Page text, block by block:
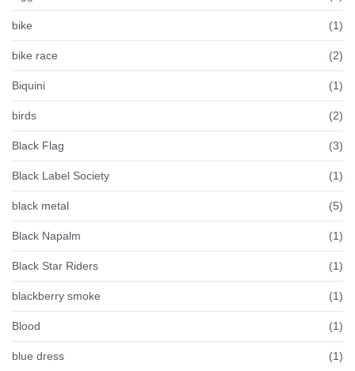
bike (1)
bike race (2)
Biquini (1)
birds (2)
Black Flag (3)
Black Label Society (1)
black metal (5)
Black Napalm (1)
Black Star Riders (1)
blackberry smoke (1)
Blood (1)
blue dress (1)